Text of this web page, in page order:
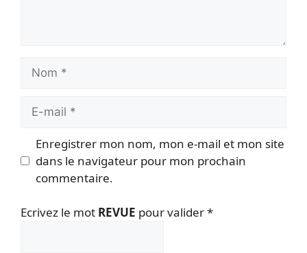
mail
Enregistrer mon nom, mon e-mail et mon site
dans le navigateur pour mon prochain
commentaire.
Ecrivez le mot REVUE pour valider*